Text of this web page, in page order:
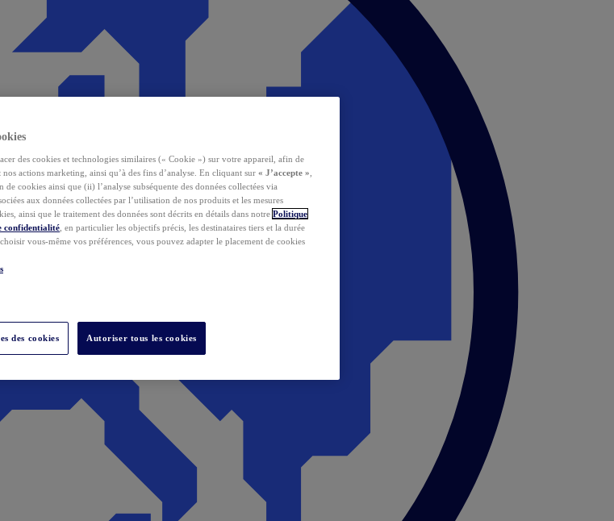
des cookies et technologies similaires (« Cookie ») sur votre appareil, afin de
actions marketing, ainsi qu’à des fins d’analyse. En cliquant sur « J’accepte »
cookies ainsi que (ii) l’analyse subséquente des données collectées via
aux données collectées par l’utilisation de nos produits et les mesures
ainsi que le traitement des données sont décrits en détails dans notre Politique
confidentialité , en particulier les objectifs précis, les destinataires tiers et la durée
vous-même vos préférences, vous pouvez adapter le placement de cookies
des cookies Autoriser tous les cookies